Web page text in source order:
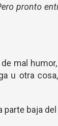
pronto
mal
u otra
baja del